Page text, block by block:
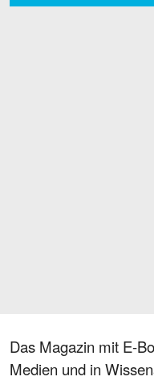
Das Magazin mit E-
Medien und in